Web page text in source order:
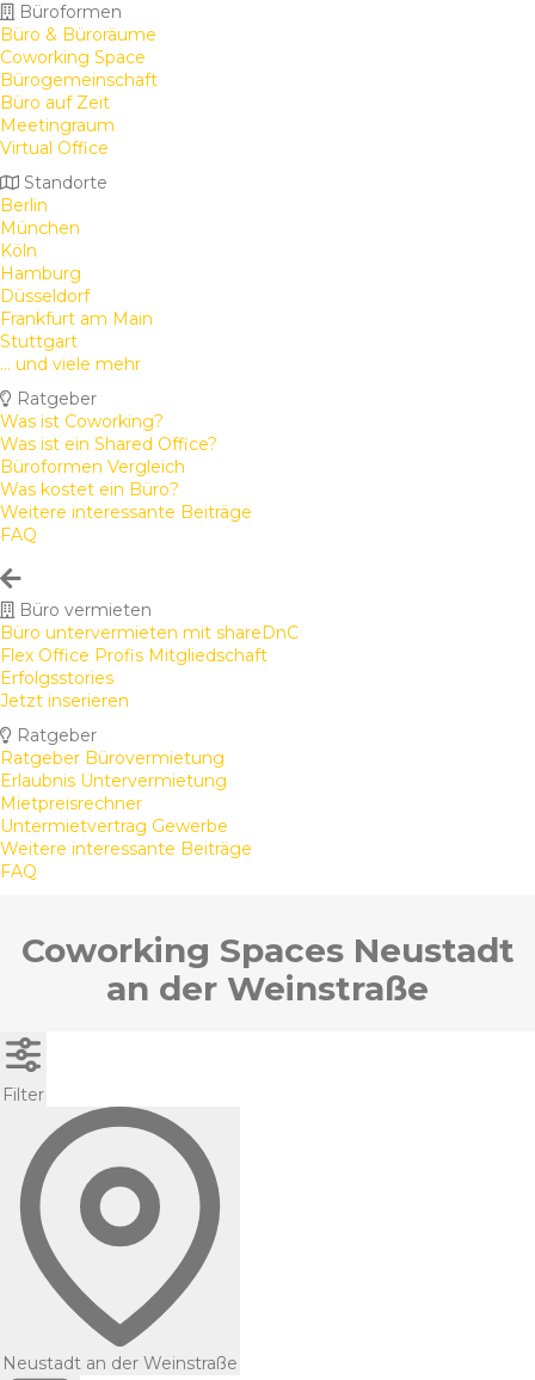
Büroformen
Büro & Büroräume
Coworking Space
Bürogemeinschaft
Büro auf Zeit
Meetingraum
Virtual Office
Standorte
Berlin
München
Köln
Hamburg
Düsseldorf
Frankfurt am Main
Stuttgart
... und viele mehr
Ratgeber
Was ist Coworking?
Was ist ein Shared Office?
Büroformen Vergleich
Was kostet ein Büro?
Weitere interessante Beiträge
FAQ
Büro vermieten
Büro untervermieten mit shareDnC
Flex Office Profis Mitgliedschaft
Erfolgsstories
Jetzt inserieren
Ratgeber
Ratgeber Bürovermietung
Erlaubnis Untervermietung
Mietpreisrechner
Untermietvertrag Gewerbe
Weitere interessante Beiträge
FAQ
Coworking Spaces Neustadt
an der Weinstraße
Filter
Neustadt an der Weinstraße